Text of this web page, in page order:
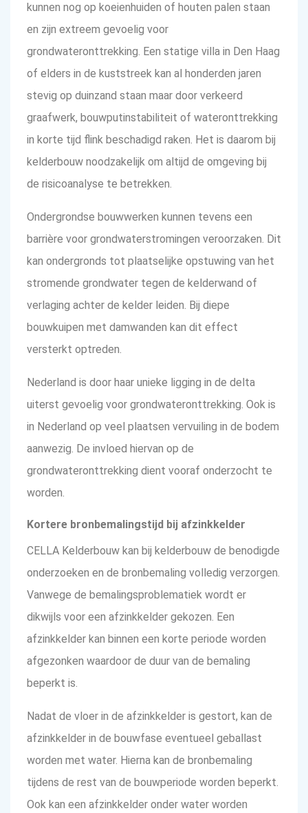
kunnen nog op koeienhuiden of houten palen staan
en zijn extreem gevoelig voor
grondwateronttrekking. Een statige villa in Den Haag
of elders in de kuststreek kan al honderden jaren
stevig op duinzand staan maar door verkeerd
graafwerk, bouwputinstabiliteit of wateronttrekking
in korte tijd flink beschadigd raken. Het is daarom bij
kelderbouw noodzakelijk om altijd de omgeving bij
de risicoanalyse te betrekken.
Ondergrondse bouwwerken kunnen tevens een
barrière voor grondwaterstromingen veroorzaken. Dit
kan ondergronds tot plaatselijke opstuwing van het
stromende grondwater tegen de kelderwand of
verlaging achter de kelder leiden. Bij diepe
bouwkuipen met damwanden kan dit effect
versterkt optreden.
Nederland is door haar unieke ligging in de delta
uiterst gevoelig voor grondwateronttrekking. Ook is
in Nederland op veel plaatsen vervuiling in de bodem
aanwezig. De invloed hiervan op de
grondwateronttrekking dient vooraf onderzocht te
worden.
Kortere bronbemalingstijd bij afzinkkelder
CELLA Kelderbouw kan bij kelderbouw de benodigde
onderzoeken en de bronbemaling volledig verzorgen.
Vanwege de bemalingsproblematiek wordt er
dikwijls voor een afzinkkelder gekozen. Een
afzinkkelder kan binnen een korte periode worden
afgezonken waardoor de duur van de bemaling
beperkt is.
Nadat de vloer in de afzinkkelder is gestort, kan de
afzinkkelder in de bouwfase eventueel geballast
worden met water. Hierna kan de bronbemaling
tijdens de rest van de bouwperiode worden beperkt.
Ook kan een afzinkkelder onder water worden